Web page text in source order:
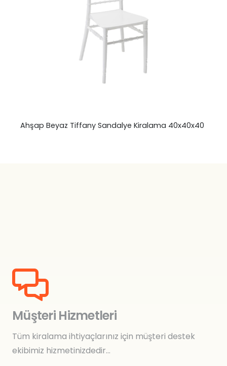
Ahşap Beyaz Tiffany Sandalye Kiralama 40x40x40
Müşteri Hizmetleri
Tüm kiralama ihtiyaçlarınız için müşteri destek
ekibimiz hizmetinizdedir…